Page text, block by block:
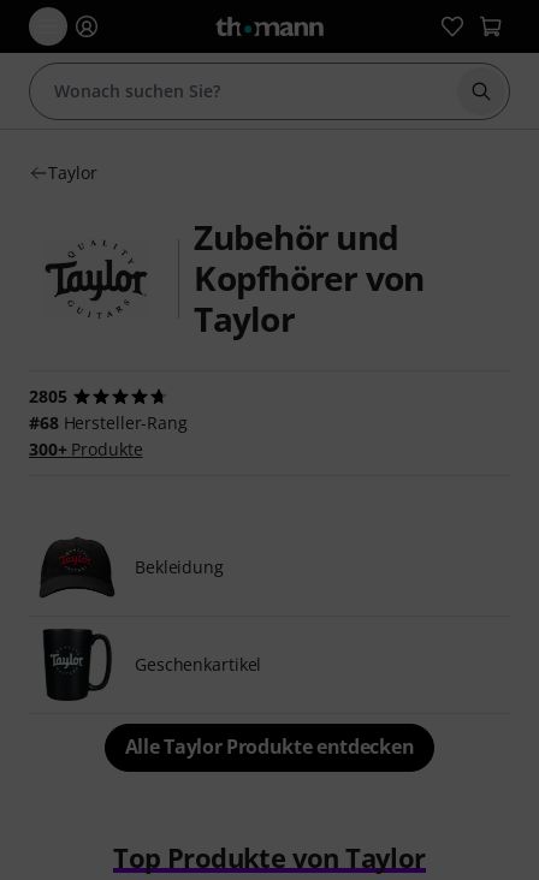
Suche
Taylor
Zubehör und
Kopfhörer von
Taylor
2805
#68Hersteller-Rang
300+Produkte
Bekleidung
Geschenkartikel
Alle Taylor Produkte entdecken
Top Produkte von Taylor